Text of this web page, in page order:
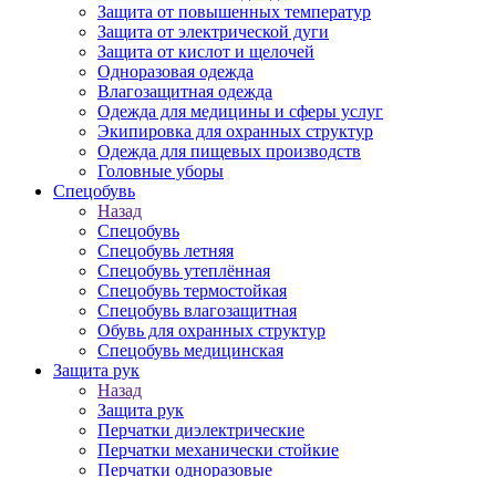
Защита от повышенных температур
Защита от электрической дуги
Защита от кислот и щелочей
Одноразовая одежда
Влагозащитная одежда
Одежда для медицины и сферы услуг
Экипировка для охранных структур
Одежда для пищевых производств
Головные уборы
Спецобувь
Назад
Спецобувь
Спецобувь летняя
Спецобувь утеплённая
Спецобувь термостойкая
Спецобувь влагозащитная
Обувь для охранных структур
Спецобувь медицинская
Защита рук
Назад
Защита рук
Перчатки диэлектрические
Перчатки механически стойкие
Перчатки одноразовые